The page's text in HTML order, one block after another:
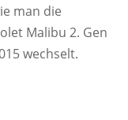
man die
Malibu 2. Gen
wechselt.